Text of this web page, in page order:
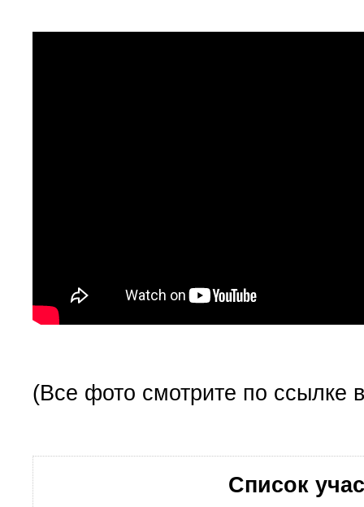
(Все фото смотрите по ссылке
Список